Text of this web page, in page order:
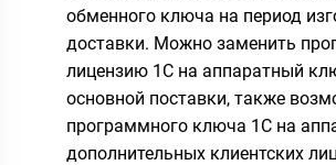
обменного ключа на период
доставки. Можно заменить
лицензию 1С на аппаратный
основной поставки, также
программного ключа 1С на
дополнительных клиентских